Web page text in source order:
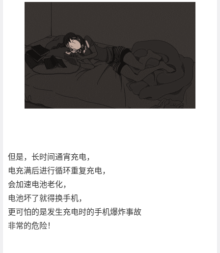
但是，长时间通宵充电，
电充满后进行循环重复充电，
会加速电池老化，
电池坏了就得换手机，
更可怕的是发生充电时的手机爆炸事故
非常的危险！